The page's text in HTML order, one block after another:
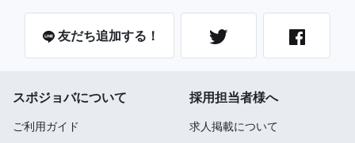
友だち追加する！
スポジョバについて
ご利用ガイド
採用担当者様へ
求人掲載について